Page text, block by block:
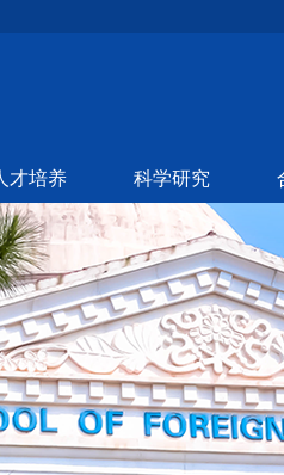
才培养 科学研究